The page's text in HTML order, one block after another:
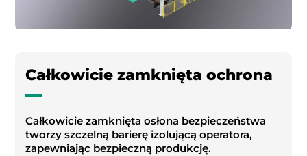
Całkowicie zamknięta ochrona
Całkowicie zamknięta osłona bezpieczeństwa
tworzy szczelną barierę izolującą operatora,
zapewniając bezpieczną produkcję.